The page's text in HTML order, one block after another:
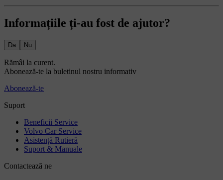
Informațiile ți-au fost de ajutor?
Da Nu